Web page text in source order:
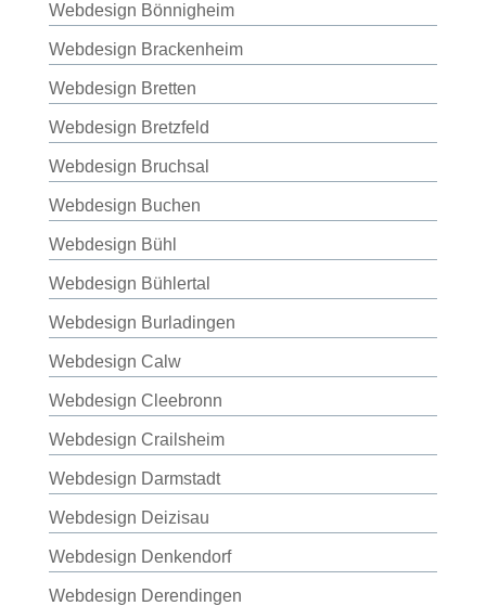
Webdesign Bönnigheim
Webdesign Brackenheim
Webdesign Bretten
Webdesign Bretzfeld
Webdesign Bruchsal
Webdesign Buchen
Webdesign Bühl
Webdesign Bühlertal
Webdesign Burladingen
Webdesign Calw
Webdesign Cleebronn
Webdesign Crailsheim
Webdesign Darmstadt
Webdesign Deizisau
Webdesign Denkendorf
Webdesign Derendingen